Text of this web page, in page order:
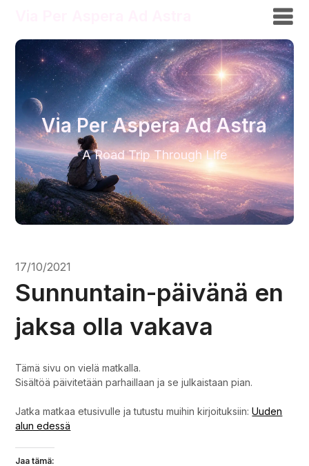
Via Per Aspera Ad Astra
A Road Trip Through Life
17/10/2021
Sunnuntain-päivänä en
jaksa olla vakava
Tämä sivu on vielä matkalla.
Sisältöä päivitetään parhaillaan ja se julkaistaan pian.
Jatka matkaa etusivulle ja tutustu muihin kirjoituksiin:Uuden
alun edessä
Jaa tämä: